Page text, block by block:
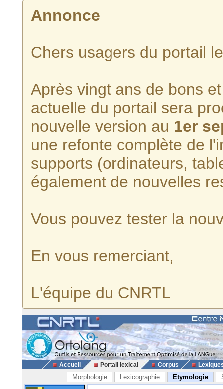
Annonce
Chers usagers du portail
Après vingt ans de bons
actuelle du portail sera
nouvelle version au 1er
une refonte complète de
supports (ordinateurs,
également de nouvelles
Vous pouvez tester la
En vous remerciant,
L'équipe du CNRTL
Accueil Portail lexical Corpus
Morphologie Lexicographie Etymologie